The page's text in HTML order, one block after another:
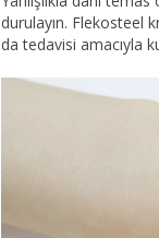
durulayın. Flekosteel
da tedavisi amacıyla